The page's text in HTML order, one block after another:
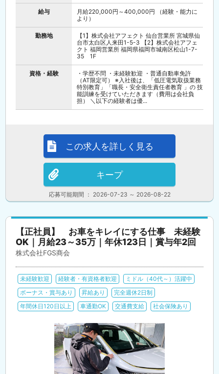
給与
月給220,000円～400,000円 （経験・能力に
より）
勤務地
【1】株式会社アフェクト 仙台営業所 宮城県仙
台市太白区人来田1-5-3 【2】株式会社アフェ
クト 福岡営業所 福岡県福岡市城南区松山1-7-
35 1F
資格・経験
・学歴不問 ・未経験歓迎 ・普通自動車免許
（AT限定可） ※入社後は、「低圧電気取扱業務
特別教育」「職長・安全衛生責任者教育 」の 技
能訓練を受けていただきます（費用は会社負
担） ＼以下の経験者は優...
応募可能期間 ： 2026-07-23 ～ 2026-08-22
この求人を詳しく見る
キープ
【正社員】 お車をキレイにする仕事 未経験
OK｜月給23～35万｜年休123日｜賞与年2回
株式会社FGS商会
未経験歓迎 経験者・有資格者歓迎
ミドル（40代～）活躍中
ボーナス・賞与あり
昇給あり
完全週休2日制
年間休日120日以上
車通勤OK 交通費支給 社会保険あり